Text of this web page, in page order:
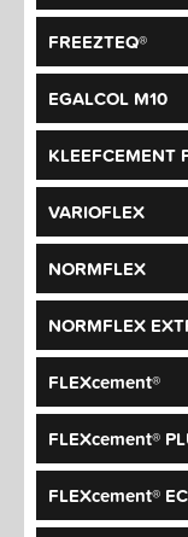
FREEZTEQ®
EGALCOL M10
KLEEFCEMENT
VARIOFLEX
NORMFLEX
NORMFLEX
FLEXcement®
FLEXcement®
FLEXcement®